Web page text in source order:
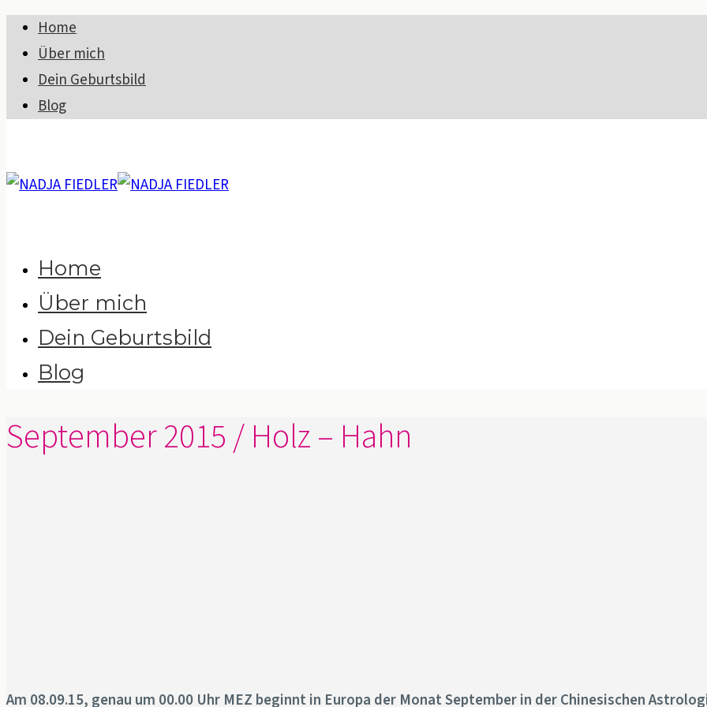
Home
Über mich
Dein Geburtsbild
Blog
Home
Über mich
Dein Geburtsbild
Blog
September 2015 / Holz – Hahn
Am 08.09.15, genau um 00.00 Uhr MEZ beginnt in Europa der Monat September in der Chinesischen